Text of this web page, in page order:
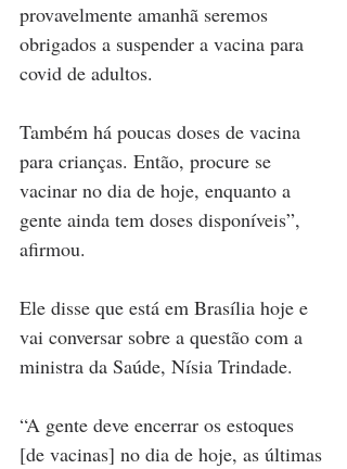
provavelmente amanhã seremos
obrigados a suspender a vacina para
covid de adultos.
Também há poucas doses de vacina
para crianças. Então, procure se
vacinar no dia de hoje, enquanto a
gente ainda tem doses disponíveis”,
afirmou.
Ele disse que está em Brasília hoje e
vai conversar sobre a questão com a
ministra da Saúde, Nísia Trindade.
“A gente deve encerrar os estoques
[de vacinas] no dia de hoje, as últimas